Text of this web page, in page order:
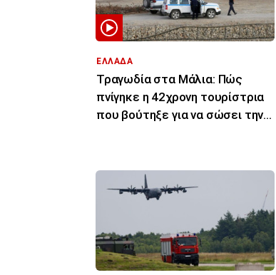
ΕΛΛΑΔΑ
Τραγωδία στα Μάλια: Πώς
πνίγηκε η 42χρονη τουρίστρια
που βούτηξε για να σώσει την